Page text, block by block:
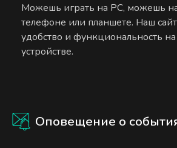
Можешь играть на PC, можешь
телефоне или планшете. Наш
удобство и функциональность
устройстве.
Оповещение о